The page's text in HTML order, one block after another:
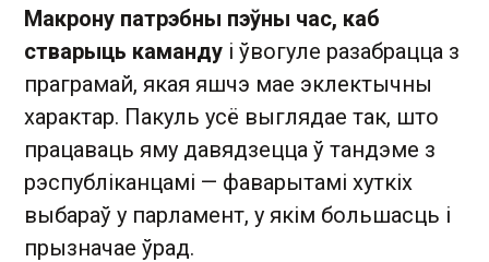
Макрону патрэбны пэўны час, каб
стварыць каманду і ўвогуле разабрацца з
праграмай, якая яшчэ мае эклектычны
характар. Пакуль усё выглядае так, што
працаваць яму давядзецца ў тандэме з
рэспубліканцамі — фаварытамі хуткіх
выбараў у парламент, у якім большасць і
прызначае ўрад.